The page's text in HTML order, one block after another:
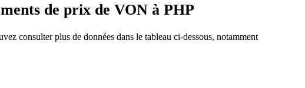
de prix de VON à PHP
consulter plus de données dans le tableau ci-dessous, notamment